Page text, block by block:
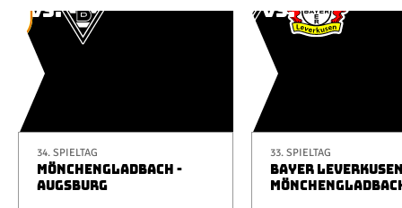
34. SPIELTAG
MÖNCHENGLADBACH -
AUGSBURG
33. SPIELTAG
BAYER